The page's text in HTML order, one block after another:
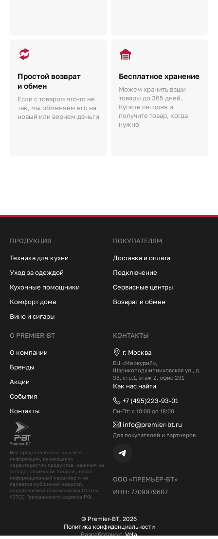
Простой возврат
и обмен
Если с товаром что-то не
так, мы обменяем его на
новый или вернем деньги
Бесплатное хранение
Можем хранить ваши
товары до 365 дней.
Купите сегодня и
получите товар, когда
нужно
Вся представленная на сайте
информация, касающаяся
характеристик продуктов, наличия на
складе, стоимости товаров, носит
информационный характер и не
является публичной офертой,
определяемой положениями Статьи
437(2) Гражданского кодекcа РФ.
ООО «ПРЕМЬЕР-БТ»
ИНН: 7709979607
ПРОДУКЦИЯ
Техника для кухни
Уход за одеждой
Кухонные помощники
Комфорт дома
Вино и сигары
ПОКУПАТЕЛЯМ
Доставка и оплата
Подключение
Сервисные центры
Возврат и обмен
О PREMIER-BT
О компании
Бренды
Акции
События
Контакты
КОНТАКТЫ
г. Москва
БЦ «Меркурий»,
Шарикоподшипниковская ул., д.
38, стр.1, этаж 2, офис 231
Как нас найти
+7 (495)223-93-01
Пн-Пт: с 10:00 до 18:00
info@premier-bt.ru
Для покупателей и партнеров
© Premier-BT, 2026
Политика конфиденциальности
Разработано с Vela